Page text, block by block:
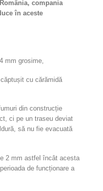
compania
în aceste
mm grosime,
cu cărămidă
din construcție
ci pe un traseu deviat
să nu fie evacuată
2 mm astfel încât acesta
de funcționare a